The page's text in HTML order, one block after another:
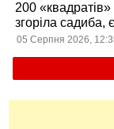
200
згоріла садиба,
05 Серпня 2026,